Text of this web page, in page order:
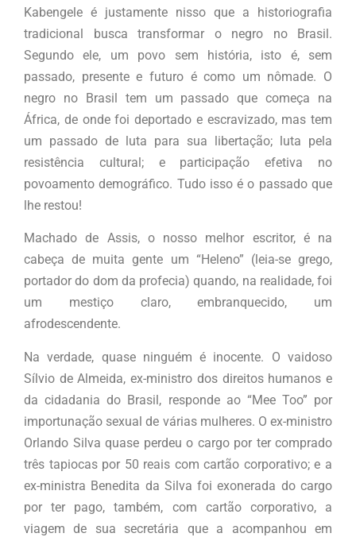
Kabengele é justamente nisso que a historiografia
tradicional busca transformar o negro no Brasil.
Segundo ele, um povo sem história, isto é, sem
passado, presente e futuro é como um nômade. O
negro no Brasil tem um passado que começa na
África, de onde foi deportado e escravizado, mas tem
um passado de luta para sua libertação; luta pela
resistência cultural; e participação efetiva no
povoamento demográfico. Tudo isso é o passado que
lhe restou!
Machado de Assis, o nosso melhor escritor, é na
cabeça de muita gente um “Heleno” (leia-se grego,
portador do dom da profecia) quando, na realidade, foi
um mestiço claro, embranquecido, um
afrodescendente.
Na verdade, quase ninguém é inocente. O vaidoso
Sílvio de Almeida, ex-ministro dos direitos humanos e
da cidadania do Brasil, responde ao “Mee Too” por
importunação sexual de várias mulheres. O ex-ministro
Orlando Silva quase perdeu o cargo por ter comprado
três tapiocas por 50 reais com cartão corporativo; e a
ex-ministra Benedita da Silva foi exonerada do cargo
por ter pago, também, com cartão corporativo, a
viagem de sua secretária que a acompanhou em